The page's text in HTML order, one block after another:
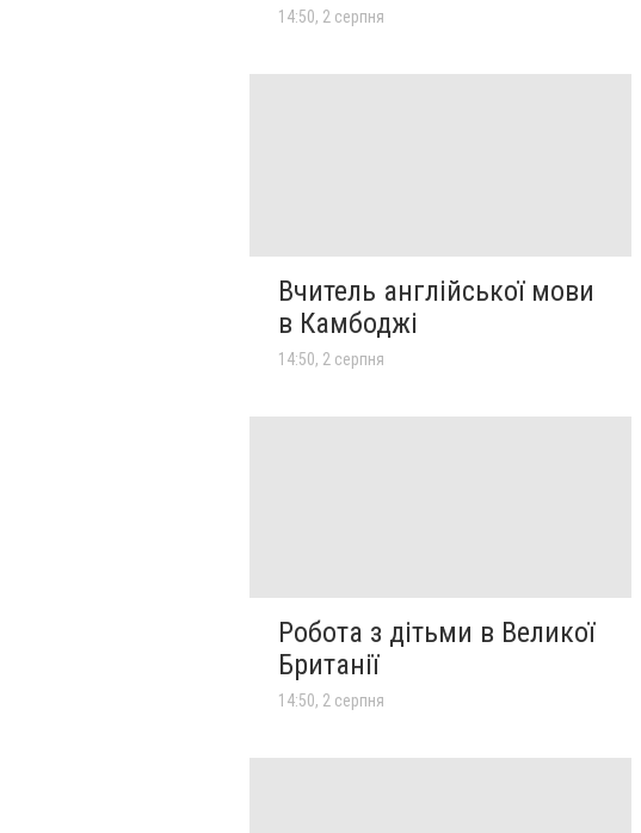
14:50, 2 серпня
Вчитель англійської мови
в Камбоджі
14:50, 2 серпня
Робота з дітьми в Великої
Британії
14:50, 2 серпня